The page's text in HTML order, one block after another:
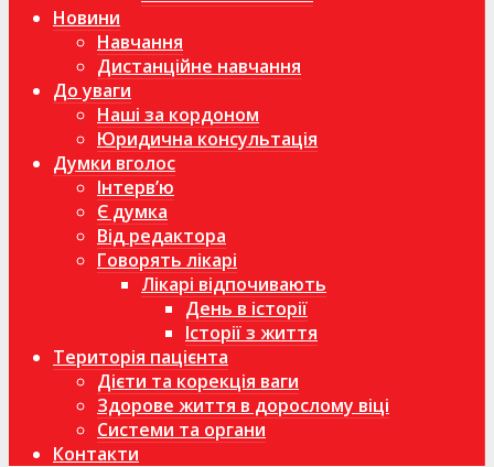
Новини
Навчання
Дистанційне навчання
До уваги
Наші за кордоном
Юридична консультація
Думки вголос
Інтерв’ю
Є думка
Від редактора
Говорять лікарі
Лікарі відпочивають
День в історії
Історії з життя
Територія пацієнта
Дієти та корекція ваги
Здорове життя в дорослому віці
Системи та органи
Контакти